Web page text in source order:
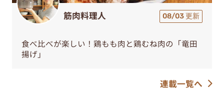
筋肉料理人 08/03 更新
食べ比べが楽しい！鶏もも肉と鶏むね肉の「竜田
揚げ」
連載一覧へ